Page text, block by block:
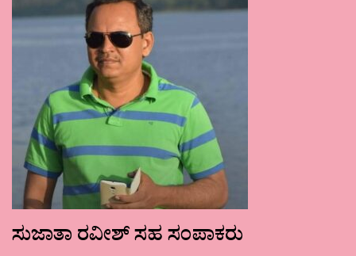
ಸುಜಾತಾ ರವೀಶ್ ಸಹ ಸಂಪಾಕರು